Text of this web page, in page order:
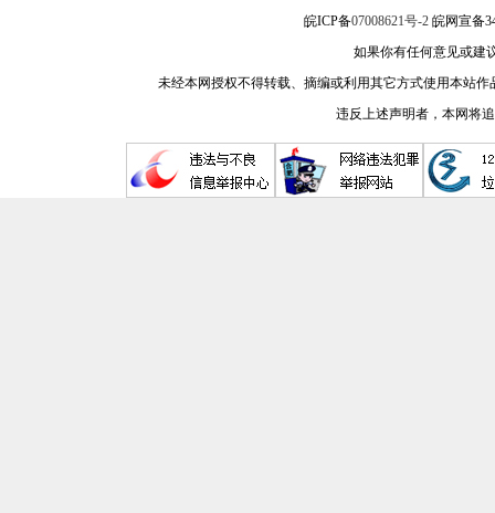
和断层水害防治工作，确保淮南矿
质灾害防治中心，参与生态环境修
奉献社会，彰显使命担当。第一
牌，建立志愿者帮扶基地——谢家集
一中学挂牌，搭建了关心关爱少年
皖ICP备07008621号-2 皖网宣备
如果你有任何意见或建
未经本网授权不得转载、摘编或利用其它方式使用本站
违反上述声明者，本网将